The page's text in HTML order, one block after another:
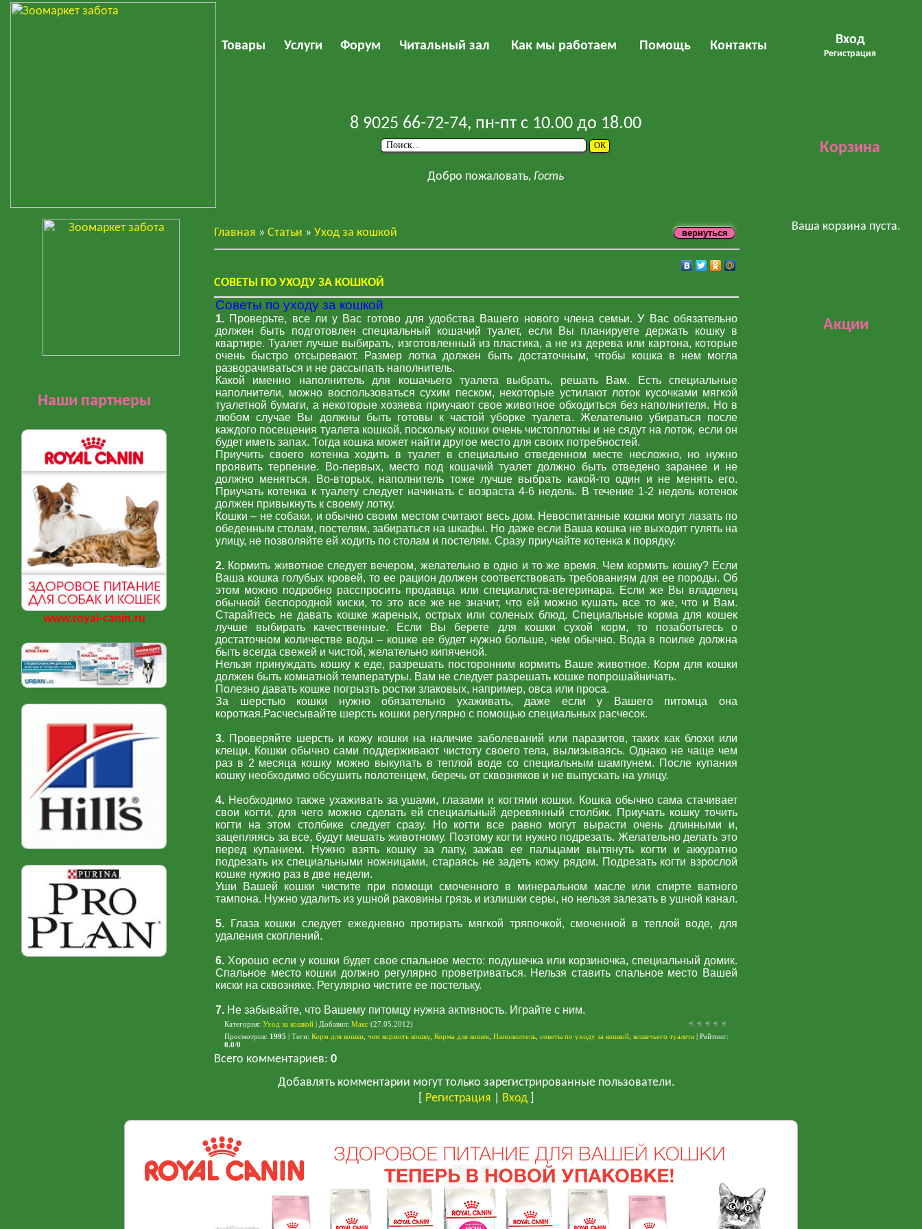
Товары Услуги Форум Читальный зал Как мы работаем Помощь Контакты Вход
Регистрация
8 9025 66-72-74, пн-пт с 10.00 до 18.00
Добро пожаловать, Гость
Корзина
Наши партнеры
www.royal-canin.ru
Ваша корзина пуста.
Акции
Главная » Статьи » Уход за кошкой
СОВЕТЫ ПО УХОДУ ЗА КОШКОЙ
Советы по уходу за кошкой
1. Проверьте, все ли у Вас готово для удобства Вашего нового члена семьи. У Вас обязательно
должен быть подготовлен специальный кошачий туалет, если Вы планируете держать кошку в
квартире. Туалет лучше выбирать, изготовленный из пластика, а не из дерева или картона, которые
очень быстро отсыревают. Размер лотка должен быть достаточным, чтобы кошка в нем могла
разворачиваться и не рассыпать наполнитель.
Какой именно наполнитель для кошачьего туалета выбрать, решать Вам. Есть специальные
наполнители, можно воспользоваться сухим песком, некоторые устилают лоток кусочками мягкой
туалетной бумаги, а некоторые хозяева приучают свое животное обходиться без наполнителя. Но в
любом случае Вы должны быть готовы к частой уборке туалета. Желательно убираться после
каждого посещения туалета кошкой, поскольку кошки очень чистоплотны и не сядут на лоток, если он
будет иметь запах. Тогда кошка может найти другое место для своих потребностей.
Приучить своего котенка ходить в туалет в специально отведенном месте несложно, но нужно
проявить терпение. Во-первых, место под кошачий туалет должно быть отведено заранее и не
должно меняться. Во-вторых, наполнитель тоже лучше выбрать какой-то один и не менять его.
Приучать котенка к туалету следует начинать с возраста 4-6 недель. В течение 1-2 недель котенок
должен привыкнуть к своему лотку.
Кошки – не собаки, и обычно своим местом считают весь дом. Невоспитанные кошки могут лазать по
обеденным столам, постелям, забираться на шкафы. Но даже если Ваша кошка не выходит гулять на
улицу, не позволяйте ей ходить по столам и постелям. Сразу приучайте котенка к порядку.
2. Кормить животное следует вечером, желательно в одно и то же время. Чем кормить кошку? Если
Ваша кошка голубых кровей, то ее рацион должен соответствовать требованиям для ее породы. Об
этом можно подробно расспросить продавца или специалиста-ветеринара. Если же Вы владелец
обычной беспородной киски, то это все же не значит, что ей можно кушать все то же, что и Вам.
Старайтесь не давать кошке жареных, острых или соленых блюд. Специальные корма для кошек
лучше выбирать качественные. Если Вы берете для кошки сухой корм, то позаботьтесь о
достаточном количестве воды – кошке ее будет нужно больше, чем обычно. Вода в поилке должна
быть всегда свежей и чистой, желательно кипяченой.
Нельзя принуждать кошку к еде, разрешать посторонним кормить Ваше животное. Корм для кошки
должен быть комнатной температуры. Вам не следует разрешать кошке попрошайничать.
Полезно давать кошке погрызть ростки злаковых, например, овса или проса.
За шерстью кошки нужно обязательно ухаживать, даже если у Вашего питомца она
короткая.Расчесывайте шерсть кошки регулярно с помощью специальных расчесок.
3. Проверяйте шерсть и кожу кошки на наличие заболеваний или паразитов, таких как блохи или
клещи. Кошки обычно сами поддерживают чистоту своего тела, вылизываясь. Однако не чаще чем
раз в 2 месяца кошку можно выкупать в теплой воде со специальным шампунем. После купания
кошку необходимо обсушить полотенцем, беречь от сквозняков и не выпускать на улицу.
4. Необходимо также ухаживать за ушами, глазами и когтями кошки. Кошка обычно сама стачивает
свои когти, для чего можно сделать ей специальный деревянный столбик. Приучать кошку точить
когти на этом столбике следует сразу. Но когти все равно могут вырасти очень длинными и,
зацепляясь за все, будут мешать животному. Поэтому когти нужно подрезать. Желательно делать это
перед купанием. Нужно взять кошку за лапу, зажав ее пальцами вытянуть когти и аккуратно
подрезать их специальными ножницами, стараясь не задеть кожу рядом. Подрезать когти взрослой
кошке нужно раз в две недели.
Уши Вашей кошки чистите при помощи смоченного в минеральном масле или спирте ватного
тампона. Нужно удалить из ушной раковины грязь и излишки серы, но нельзя залезать в ушной канал.
5.
Глаза кошки следует ежедневно протирать мягкой тряпочкой, смоченной в теплой воде, для
удаления скоплений.
6. Хорошо если у кошки будет свое спальное место: подушечка или корзиночка, специальный домик.
Спальное место кошки должно регулярно проветриваться. Нельзя ставить спальное место Вашей
киски на сквозняке. Регулярно чистите ее постельку.
7. Не забывайте, что Вашему питомцу нужна активность. Играйте с ним.
Категория: Уход за кошкой | Добавил: Макс (27.05.2012)
Просмотров: 1995 | Теги: Корм для кошки чем кормить кошку, Корма для кошек Наполнитель советы по уходу за кошкой кошачьего туалета | Рейтинг:
0.0/0
Всего комментариев: 0
Добавлять комментарии могут только зарегистрированные пользователи.
Регистрация Вход